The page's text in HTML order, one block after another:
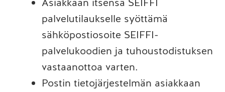
Asiakkaan itsensä SEIFFI
palvelutilaukselle syöttämä
sähköpostiosoite SEIFFI-
palvelukoodien ja tuhoustodistuksen
vastaanottoa varten.
Postin tietojärjestelmän asiakkaan